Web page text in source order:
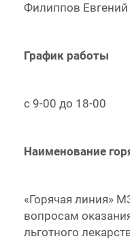
Филиппов
График работы
с 9-00 до 18-00
Наименование
«Горячая линия»
вопросам
льготного